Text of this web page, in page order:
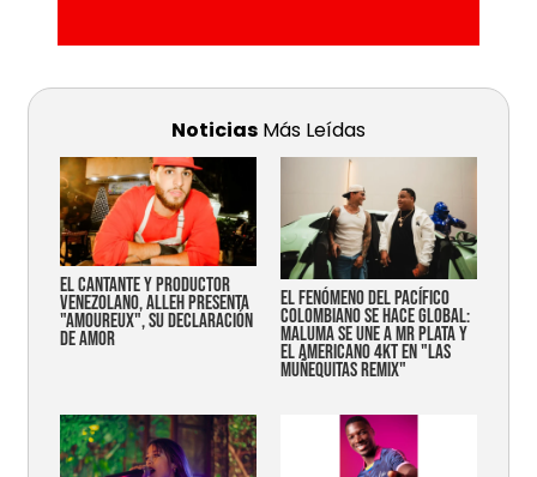
Noticias Más Leídas
EL CANTANTE Y PRODUCTOR
VENEZOLANO, ALLEH PRESENTA
"AMOUREUX", SU DECLARACIÓN
DE AMOR
EL FENÓMENO DEL PACÍFICO
COLOMBIANO SE HACE GLOBAL:
MALUMA SE UNE A MR PLATA Y
EL AMERICANO 4KT EN "LAS
MUÑEQUITAS REMIX"